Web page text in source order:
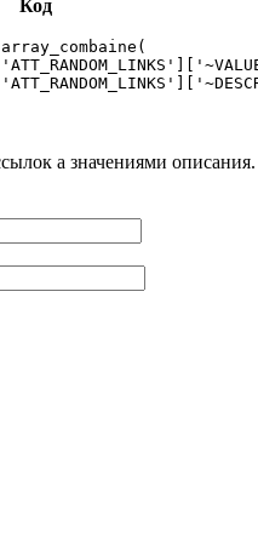
Код
а значениями описания.